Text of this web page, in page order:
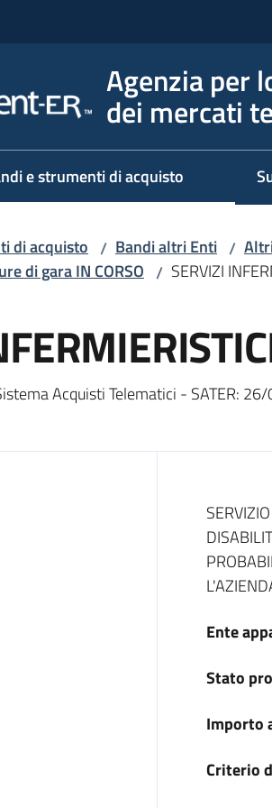
Agenzia per
dei mercati
e strumenti di acquisto
di acquisto / Bandi altri Enti /
di gara IN CORSO / SERVIZI
Acquisti Telematici - SATER: 26/
Dati
Ente
Stato
Importo
Criterio